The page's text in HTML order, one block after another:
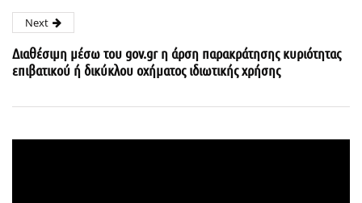
Next
Διαθέσιμη μέσω του gov.gr η άρση παρακράτησης κυριότητας
επιβατικού ή δικύκλου οχήματος ιδιωτικής χρήσης